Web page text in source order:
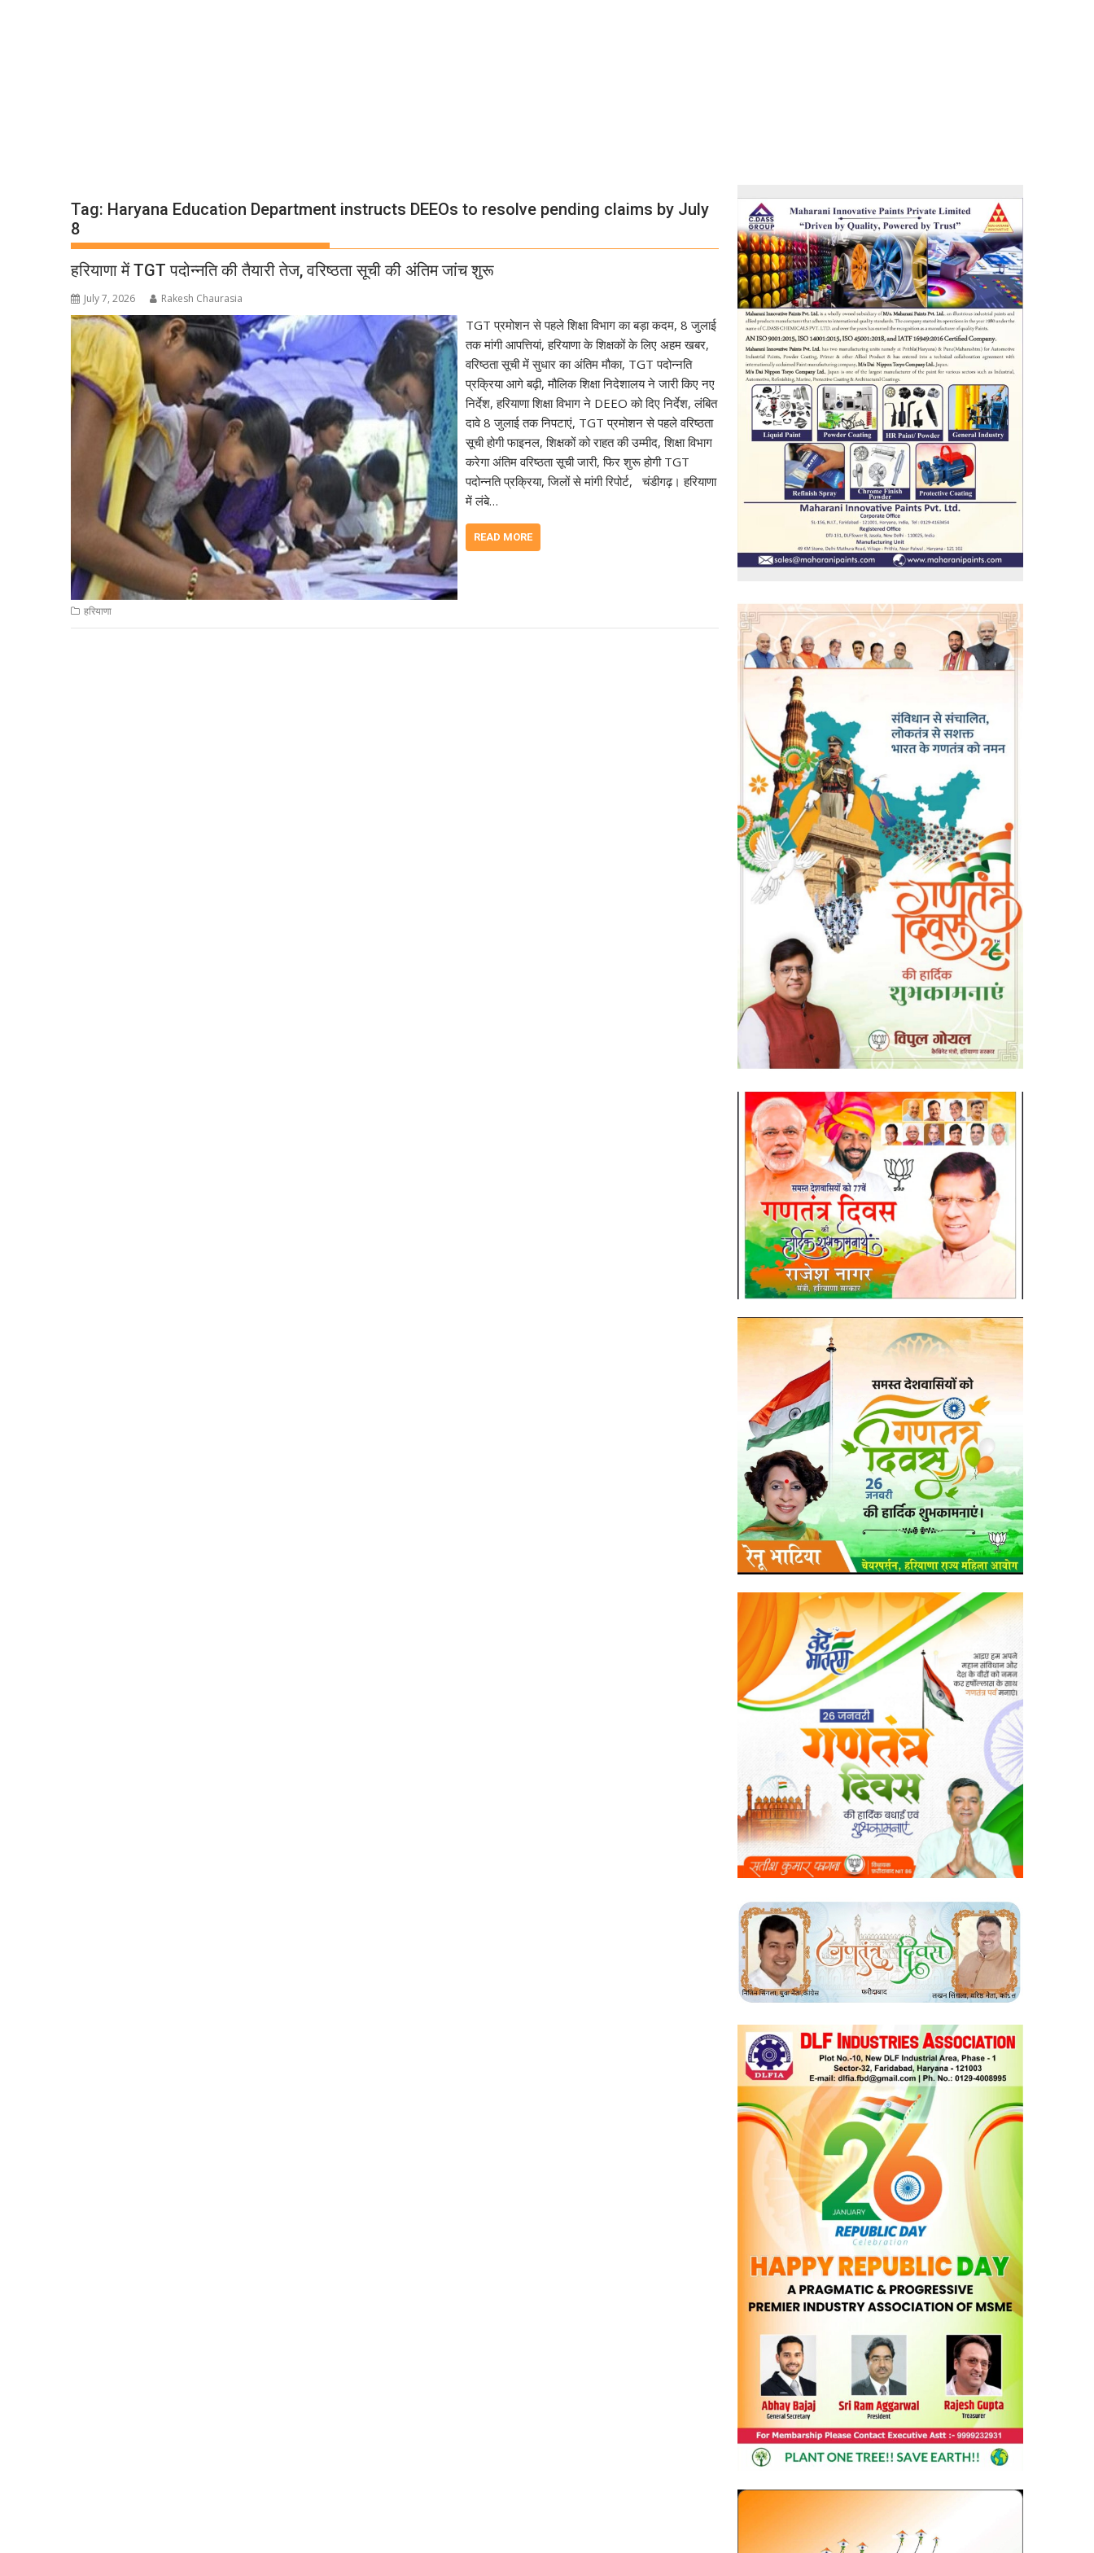
Tag: Haryana Education Department instructs DEEOs to resolve pending claims by July
8
हरियाणा में TGT पदोन्नति की तैयारी तेज, वरिष्ठता सूची की अंतिम जांच शुरू
July 7, 2026 Rakesh Chaurasia
TGT प्रमोशन से पहले शिक्षा विभाग का बड़ा कदम, 8 जुलाई
तक मांगी आपत्तियां, हरियाणा के शिक्षकों के लिए अहम खबर,
वरिष्ठता सूची में सुधार का अंतिम मौका, TGT पदोन्नति
प्रक्रिया आगे बढ़ी, मौलिक शिक्षा निदेशालय ने जारी किए नए
निर्देश, हरियाणा शिक्षा विभाग ने DEEO को दिए निर्देश, लंबित
दावे 8 जुलाई तक निपटाएं, TGT प्रमोशन से पहले वरिष्ठता
सूची होगी फाइनल, शिक्षकों को राहत की उम्मीद, शिक्षा विभाग
करेगा अंतिम वरिष्ठता सूची जारी, फिर शुरू होगी TGT
पदोन्नति प्रक्रिया, जिलों से मांगी रिपोर्ट, चंडीगढ़। हरियाणा
में लंबे…
READ MORE
हरियाणा